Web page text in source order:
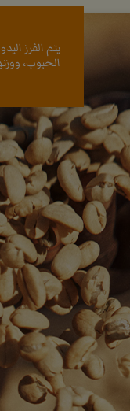
يتم الفرز
الحبوب،